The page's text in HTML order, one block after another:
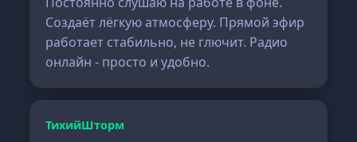
Создаёт лёгкую атмосферу. Прямой эфир
работает стабильно, не глючит. Радио
онлайн - просто и удобно.
ТихийШторм